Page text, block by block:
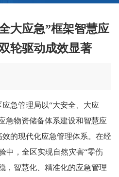
大应急”框架智慧应
轮驱动成效显著
急管理局以“大安全、大应
急物资储备体系建设和智慧应
的现代化应急管理体系。在经
中，全区实现自然灾害“零伤
，智慧化、精准化的应急管理